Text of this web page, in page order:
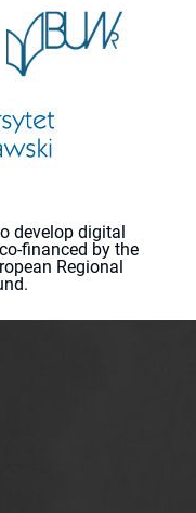
develop digital
financed by the
Regional